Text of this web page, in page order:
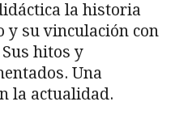
la historia
y su vinculación con
hitos y
Una
la actualidad.